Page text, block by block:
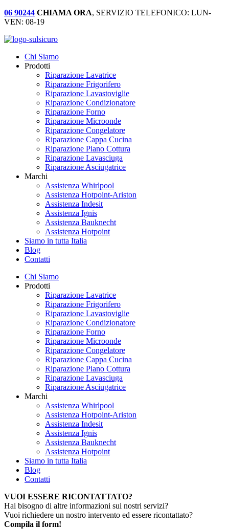
06 90244 CHIAMA ORA, SERVIZIO TELEFONICO: LUN-
VEN: 08-19
Chi Siamo
Prodotti
Riparazione Lavatrice
Riparazione Frigorifero
Riparazione Lavastoviglie
Riparazione Condizionatore
Riparazione Forno
Riparazione Microonde
Riparazione Congelatore
Riparazione Cappa Cucina
Riparazione Piano Cottura
Riparazione Lavasciuga
Riparazione Asciugatrice
Marchi
Assistenza Whirlpool
Assistenza Hotpoint-Ariston
Assistenza Indesit
Assistenza Ignis
Assistenza Bauknecht
Assistenza Hotpoint
Siamo in tutta Italia
Blog
Contatti
Chi Siamo
Prodotti
Riparazione Lavatrice
Riparazione Frigorifero
Riparazione Lavastoviglie
Riparazione Condizionatore
Riparazione Forno
Riparazione Microonde
Riparazione Congelatore
Riparazione Cappa Cucina
Riparazione Piano Cottura
Riparazione Lavasciuga
Riparazione Asciugatrice
Marchi
Assistenza Whirlpool
Assistenza Hotpoint-Ariston
Assistenza Indesit
Assistenza Ignis
Assistenza Bauknecht
Assistenza Hotpoint
Siamo in tutta Italia
Blog
Contatti
VUOI ESSERE RICONTATTATO?
Hai bisogno di altre informazioni sui nostri servizi?
Vuoi richiedere un nostro intervento ed essere ricontattato?
Compila il form!